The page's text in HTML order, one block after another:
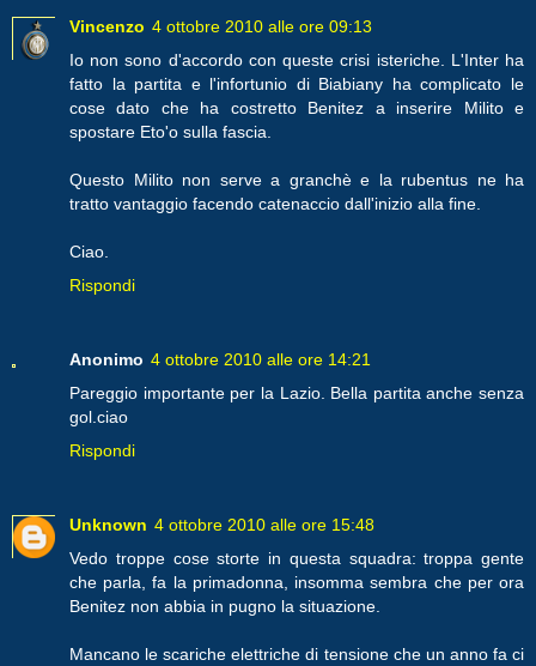
Vincenzo 4 ottobre 2010 alle ore 09:13
Io non sono d'accordo con queste crisi isteriche. L'Inter ha
fatto la partita e l'infortunio di Biabiany ha complicato le
cose dato che ha costretto Benitez a inserire Milito e
spostare Eto'o sulla fascia.
Questo Milito non serve a granchè e la rubentus ne ha
tratto vantaggio facendo catenaccio dall'inizio alla fine.
Ciao.
Rispondi
Anonimo 4 ottobre 2010 alle ore 14:21
Pareggio importante per la Lazio. Bella partita anche senza
gol.ciao
Rispondi
Unknown 4 ottobre 2010 alle ore 15:48
Vedo troppe cose storte in questa squadra: troppa gente
che parla, fa la primadonna, insomma sembra che per ora
Benitez non abbia in pugno la situazione.
Mancano le scariche elettriche di tensione che un anno fa ci